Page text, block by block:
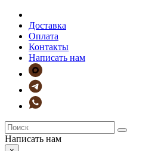
Доставка
Оплата
Контакты
Написать нам
Написать нам